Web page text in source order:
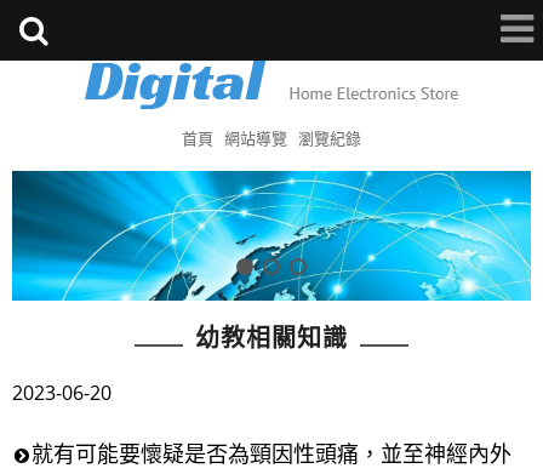
首頁 網站導覽 瀏覽紀錄
幼教相關知識
2023-06-20
就有可能要懷疑是否為頸因性頭痛，並至神經內外